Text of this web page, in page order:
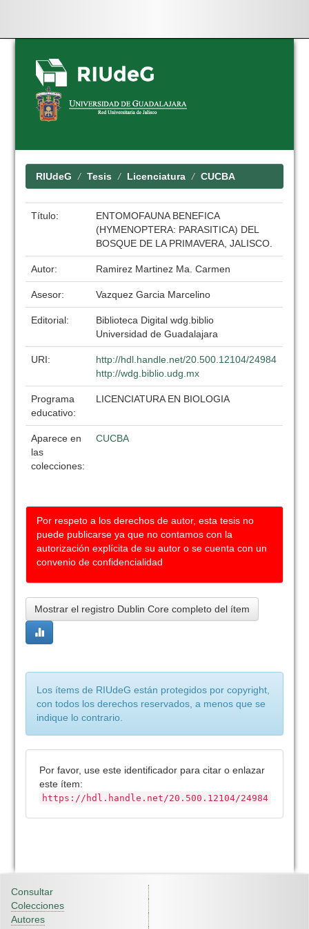
Skip
navigation
RIUdeG Tesis Licenciatura CUCBA
Título:
ENTOMOFAUNA BENEFICA
(HYMENOPTERA: PARASITICA) DEL
BOSQUE DE LA PRIMAVERA, JALISCO.
Autor: Ramirez Martinez Ma. Carmen
Asesor: Vazquez Garcia Marcelino
Editorial:
Biblioteca Digital wdg.biblio
Universidad de Guadalajara
URI:
http://hdl.handle.net/20.500.12104/24984
http://wdg.biblio.udg.mx
Programa
educativo:
LICENCIATURA EN BIOLOGIA
Aparece en
las
colecciones:
CUCBA
Por respeto a los derechos de autor, esta tesis no
puede publicarse ya que no contamos con la
autorización explícita de su autor o se cuenta con un
convenio de confidencialidad
Mostrar el registro Dublin Core completo del ítem
Los ítems de RIUdeG están protegidos por copyright,
con todos los derechos reservados, a menos que se
indique lo contrario.
Por favor, use este identificador para citar o enlazar
este ítem:
https://hdl.handle.net/20.500.12104/24984
Consultar
Colecciones
Autores